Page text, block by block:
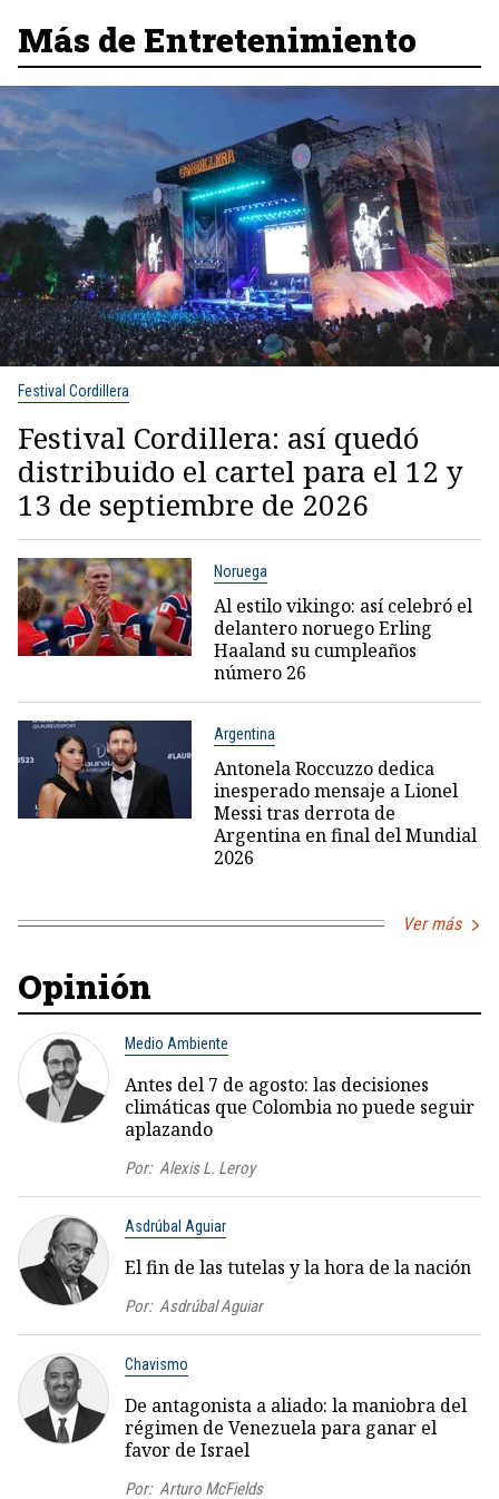
Más de Entretenimiento
Festival Cordillera
Festival Cordillera: así quedó
distribuido el cartel para el 12 y
13 de septiembre de 2026
Noruega
Al estilo vikingo: así celebró el
delantero noruego Erling
Haaland su cumpleaños
número 26
Argentina
Antonela Roccuzzo dedica
inesperado mensaje a Lionel
Messi tras derrota de
Argentina en final del Mundial
2026
Ver más
Opinión
Medio Ambiente
Antes del 7 de agosto: las decisiones
climáticas que Colombia no puede seguir
aplazando
Por: Alexis L. Leroy
Asdrúbal Aguiar
El fin de las tutelas y la hora de la nación
Por: Asdrúbal Aguiar
Chavismo
De antagonista a aliado: la maniobra del
régimen de Venezuela para ganar el
favor de Israel
Por: Arturo McFields